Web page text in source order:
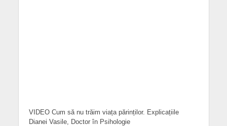
VIDEO Cum să nu trăim viața părinților. Explicațiile
Dianei Vasile, Doctor în Psihologie